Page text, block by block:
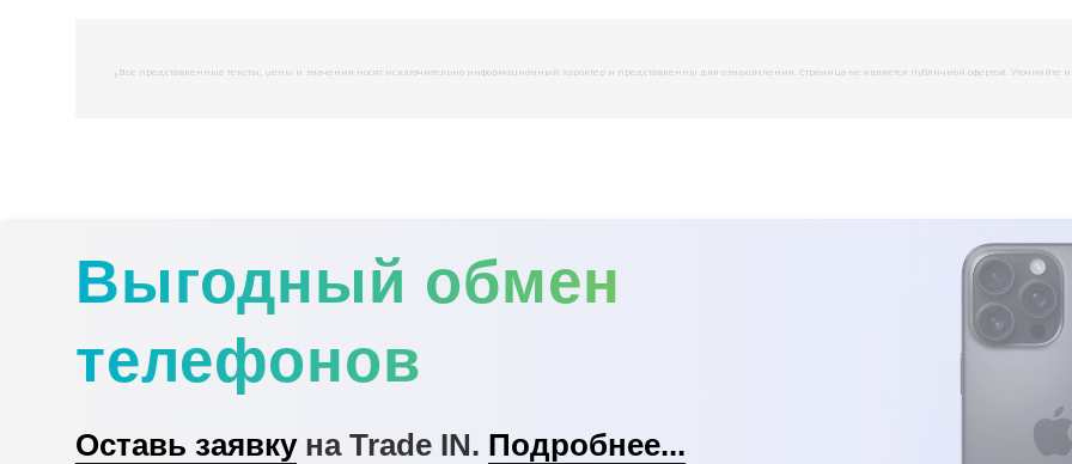
, Все представленные тексты, цены и значения носят исключительно информационный характер и представленны для ознакомления. Страница не является публичной офертой. Уточняйте
Выгодный обмен
телефонов
Оставь заявкуна Trade IN. Подробнее...